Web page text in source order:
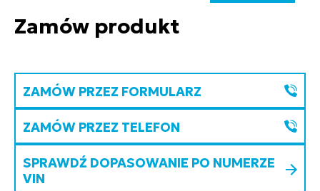
Zamów produkt
ZAMÓW PRZEZ FORMULARZ
ZAMÓW PRZEZ TELEFON
SPRAWDŹ DOPASOWANIE PO NUMERZE
VIN